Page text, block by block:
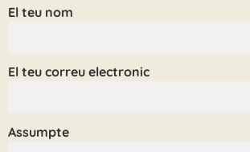
El teu nom
El teu correu electronic
Assumpte